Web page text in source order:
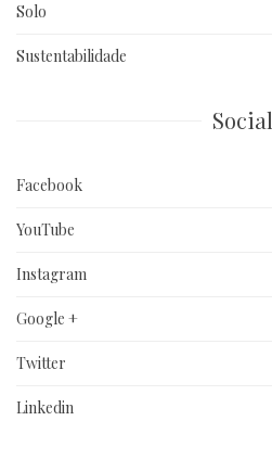
Solo
Sustentabilidade
Social
Facebook
YouTube
Instagram
Google +
Twitter
Linkedin